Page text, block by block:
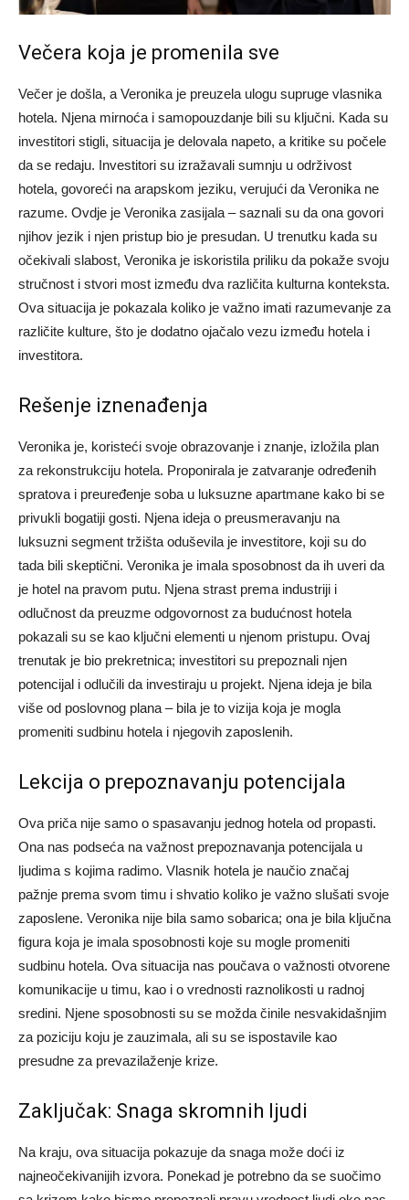
Večera koja je promenila sve
Večer je došla, a Veronika je preuzela ulogu supruge vlasnika
hotela. Njena mirnoća i samopouzdanje bili su ključni. Kada su
investitori stigli, situacija je delovala napeto, a kritike su počele
da se redaju. Investitori su izražavali sumnju u održivost
hotela, govoreći na arapskom jeziku, verujući da Veronika ne
razume. Ovdje je Veronika zasijala – saznali su da ona govori
njihov jezik i njen pristup bio je presudan. U trenutku kada su
očekivali slabost, Veronika je iskoristila priliku da pokaže svoju
stručnost i stvori most između dva različita kulturna konteksta.
Ova situacija je pokazala koliko je važno imati razumevanje za
različite kulture, što je dodatno ojačalo vezu između hotela i
investitora.
Rešenje iznenađenja
Veronika je, koristeći svoje obrazovanje i znanje, izložila plan
za rekonstrukciju hotela. Proponirala je zatvaranje određenih
spratova i preuređenje soba u luksuzne apartmane kako bi se
privukli bogatiji gosti. Njena ideja o preusmeravanju na
luksuzni segment tržišta oduševila je investitore, koji su do
tada bili skeptični. Veronika je imala sposobnost da ih uveri da
je hotel na pravom putu. Njena strast prema industriji i
odlučnost da preuzme odgovornost za budućnost hotela
pokazali su se kao ključni elementi u njenom pristupu. Ovaj
trenutak je bio prekretnica; investitori su prepoznali njen
potencijal i odlučili da investiraju u projekt. Njena ideja je bila
više od poslovnog plana – bila je to vizija koja je mogla
promeniti sudbinu hotela i njegovih zaposlenih.
Lekcija o prepoznavanju potencijala
Ova priča nije samo o spasavanju jednog hotela od propasti.
Ona nas podseća na važnost prepoznavanja potencijala u
ljudima s kojima radimo. Vlasnik hotela je naučio značaj
pažnje prema svom timu i shvatio koliko je važno slušati svoje
zaposlene. Veronika nije bila samo sobarica; ona je bila ključna
figura koja je imala sposobnosti koje su mogle promeniti
sudbinu hotela. Ova situacija nas poučava o važnosti otvorene
komunikacije u timu, kao i o vrednosti raznolikosti u radnoj
sredini. Njene sposobnosti su se možda činile nesvakidašnjim
za poziciju koju je zauzimala, ali su se ispostavile kao
presudne za prevazilaženje krize.
Zaključak: Snaga skromnih ljudi
Na kraju, ova situacija pokazuje da snaga može doći iz
najneočekivanijih izvora. Ponekad je potrebno da se suočimo